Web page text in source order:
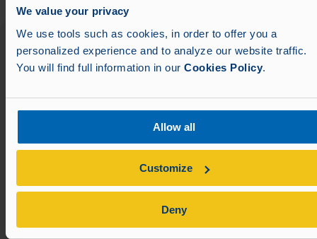
We value your privacy
We use tools such as cookies, in order to offer you a
personalized experience and to analyze our website traffic.
You will find full information in our Cookies Policy.
Allow all
Customize
Deny
Mit anderen Lösungen integrieren
MD Lastmanagement
Intelligentere Energie. Mühelose Steuerung. MD
Echtzeit intelligent aus, senkt Kosten und maximiert
die Effizienz. Nahtlose Integration, intelligentere